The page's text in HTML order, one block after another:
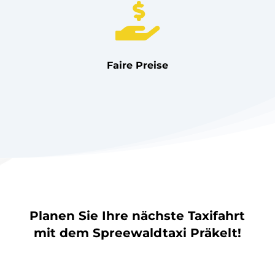

Faire Preise
Planen Sie Ihre nächste Taxifahrt
mit dem Spreewaldtaxi Präkelt!